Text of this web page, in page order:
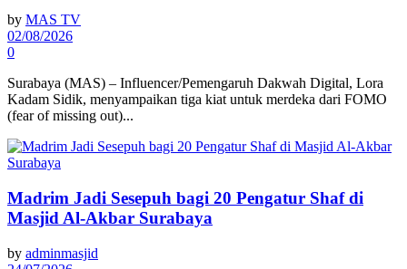
by MAS TV
02/08/2026
0
Surabaya (MAS) – Influencer/Pemengaruh Dakwah Digital, Lora
Kadam Sidik, menyampaikan tiga kiat untuk merdeka dari FOMO
(fear of missing out)...
Madrim Jadi Sesepuh bagi 20 Pengatur Shaf di
Masjid Al-Akbar Surabaya
by adminmasjid